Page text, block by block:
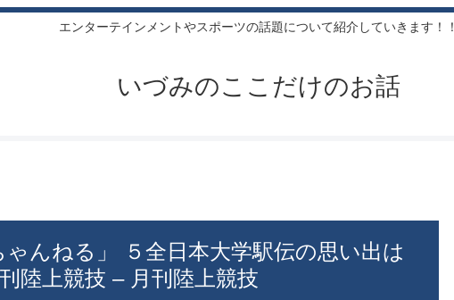
エンターテインメントやスポーツの話題について紹介していきます！！
いづみのここだけのお話
んねる」 ５全日本大学駅伝の思い出は
陸上競技 – 月刊陸上競技